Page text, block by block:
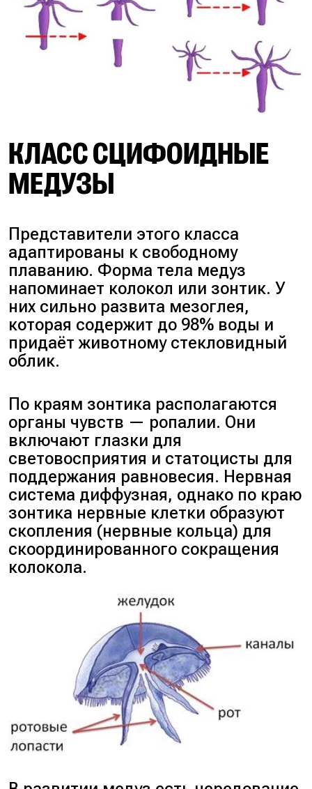
КЛАСС СЦИФОИДНЫЕ
МЕДУЗЫ
Представители этого класса
адаптированы к свободному
плаванию. Форма тела медуз
напоминает колокол или зонтик. У
них сильно развита мезоглея,
которая содержит до 98% воды и
придаёт животному стекловидный
облик.
По краям зонтика располагаются
органы чувств — ропалии. Они
включают глазки для
световосприятия и статоцисты для
поддержания равновесия. Нервная
система диффузная, однако по краю
зонтика нервные клетки образуют
скопления (нервные кольца) для
скоординированного сокращения
колокола.